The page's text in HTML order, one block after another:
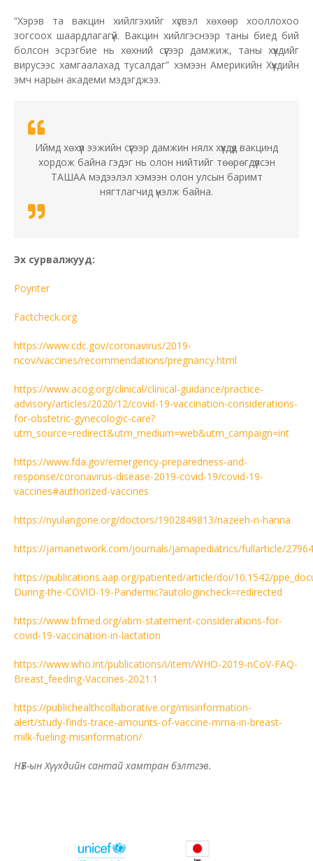
“Хэрэв та вакцин хийлгэхийг хүсвэл хөхөөр хооллохоо
зогсоох шаардлагагүй. Вакцин хийлгэснээр таны биед бий
болсон эсрэгбие нь хөхний сүүгээр дамжиж, таны хүүхдийг
вирусээс хамгаалахад тусалдаг” хэмээн Америкийн Хүүхдийн
эмч нарын академи мэдэгджээ.
Иймд хөхүүл ээжийн сүүгээр дамжин нялх хүүхдүүд вакцинд
хордож байна гэдэг нь олон нийтийг төөрөгдүүлсэн
ТАШАА мэдээлэл хэмээн олон улсын баримт
нягтлагчид үнэлж байна.
Эх сурвалжууд:
Poynter
Factcheck.org
https://www.cdc.gov/coronavirus/2019-
ncov/vaccines/recommendations/pregnancy.html
https://www.acog.org/clinical/clinical-guidance/practice-
advisory/articles/2020/12/covid-19-vaccination-considerations-
for-obstetric-gynecologic-care?
utm_source=redirect&utm_medium=web&utm_campaign=int
https://www.fda.gov/emergency-preparedness-and-
response/coronavirus-disease-2019-covid-19/covid-19-
vaccines#authorized-vaccines
https://nyulangone.org/doctors/1902849813/nazeeh-n-hanna
https://jamanetwork.com/journals/jamapediatrics/fullarticle/
https://publications.aap.org/patiented/article/doi/10.1542/
During-the-COVID-19-Pandemic?autologincheck=redirected
https://www.bfmed.org/abm-statement-considerations-for-
covid-19-vaccination-in-lactation
https://www.who.int/publications/i/item/WHO-2019-nCoV-FAQ-
Breast_feeding-Vaccines-2021.1
https://publichealthcollaborative.org/misinformation-
alert/study-finds-trace-amounts-of-vaccine-mrna-in-breast-
milk-fueling-misinformation/
НҮБ-ын Хүүхдийн сантай хамтран бэлтгэв.